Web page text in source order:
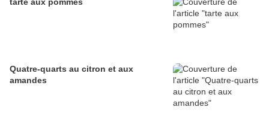
Quatre-quarts au citron et aux
amandes